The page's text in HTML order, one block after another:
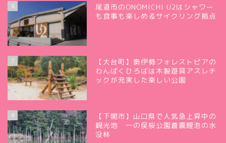
6
尾道市のONOMICHI U2はシャワー
も食事も楽しめるサイクリング拠点
7
【大台町】奥伊勢フォレストピアの
わんぱくひろばは木製遊具アスレチ
ックが充実した楽しい公園
8
【下関市】山口県で人気急上昇中の
観光地 一の俣桜公園蒼霧鯉池の水
没林